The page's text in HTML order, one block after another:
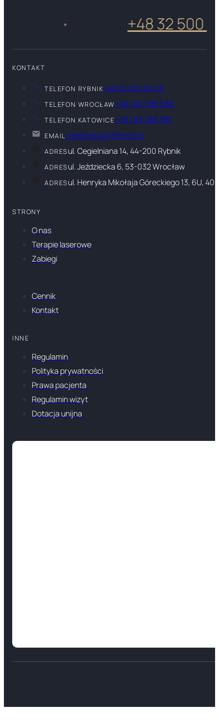
+48 32 500 50
KONTAKT
TELEFON RYBNIK+48 32 500 50 05
TELEFON WROCŁAW+48 790 688 688
TELEFON KATOWICE+48 793 788 788
EMAILrejestracja@liftmed.pl
ADRESul. Cegielniana 14, 44-200 Rybnik
ADRESul. Jeździecka 6, 53-032 Wrocław
ADRESul. Henryka Mikołaja Góreckiego 13, 6U,
STRONY
O nas
Terapie laserowe
Zabiegi
Cennik
Kontakt
INNE
Regulamin
Polityka prywatności
Prawa pacjenta
Regulamin wizyt
Dotacja unijna